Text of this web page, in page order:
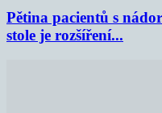
Pětina pacientů s
stole je rozšíření...